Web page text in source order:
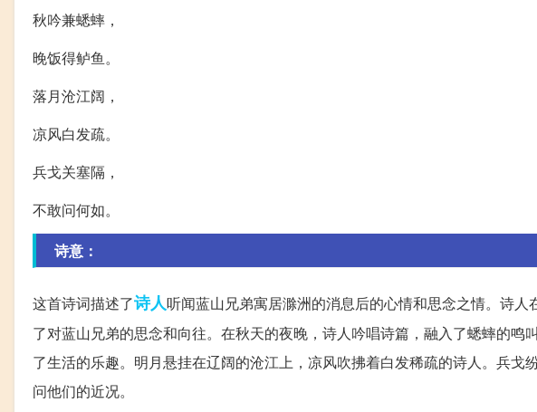
秋吟兼蟋蟀，
晚饭得鲈鱼。
落月沧江阔，
凉风白发疏。
兵戈关塞隔，
不敢问何如。
诗意：
这首诗词描述了诗人听闻蓝山兄弟寓居滁洲的消息后的心情和思念之情。诗
了对蓝山兄弟的思念和向往。在秋天的夜晚，诗人吟唱诗篇，融入了蟋蟀的
了生活的乐趣。明月悬挂在辽阔的沧江上，凉风吹拂着白发稀疏的诗人。兵
问他们的近况。